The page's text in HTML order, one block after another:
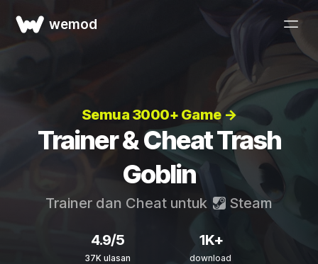
wemod
Semua 3000+ Game →
Trainer & Cheat Trash
Goblin
Trainer dan Cheat untuk Steam
4.9/5
37K ulasan
1K+
download